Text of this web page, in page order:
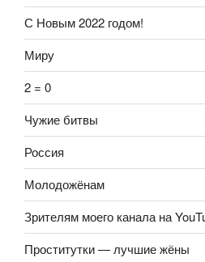
С Новым 2022 годом!
Миру
2 = 0
Чужие битвы
Россия
Молодожёнам
Зрителям моего канала на
Проститутки — лучшие жёны